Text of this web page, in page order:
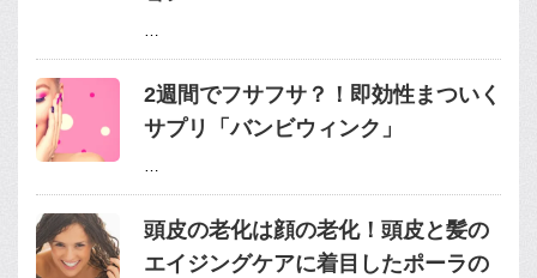
…
2週間でフサフサ？！即効性まついく
サプリ「バンビウィンク」
…
頭皮の老化は顔の老化！頭皮と髪の
エイジングケアに着目したポーラの